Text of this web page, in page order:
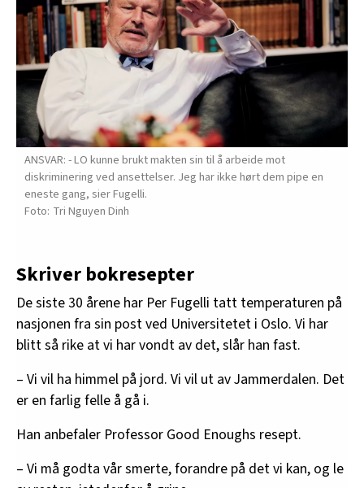
ANSVAR: - LO kunne brukt makten sin til å arbeide mot
diskriminering ved ansettelser. Jeg har ikke hørt dem pipe en
eneste gang, sier Fugelli.
Tri Nguyen Dinh
Skriver bokresepter
De siste 30 årene har Per Fugelli tatt temperaturen på
nasjonen fra sin post ved Universitetet i Oslo. Vi har
blitt så rike at vi har vondt av det, slår han fast.
– Vi vil ha himmel på jord. Vi vil ut av Jammerdalen. Det
er en farlig felle å gå i.
Han anbefaler Professor Good Enoughs resept.
– Vi må godta vår smerte, forandre på det vi kan, og le